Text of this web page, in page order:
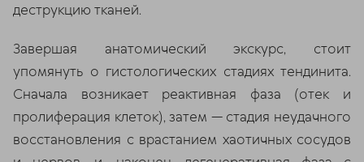
деструкцию тканей.
Завершая анатомический экскурс, стоит
упомянуть о гистологических стадиях тендинита.
Сначала возникает реактивная фаза (отек и
пролиферация клеток), затем — стадия неудачного
восстановления с врастанием хаотичных сосудов